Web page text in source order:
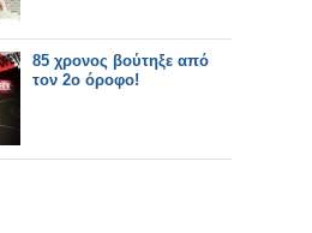
85 χρονος βούτηξε από
τον 2ο όροφο!